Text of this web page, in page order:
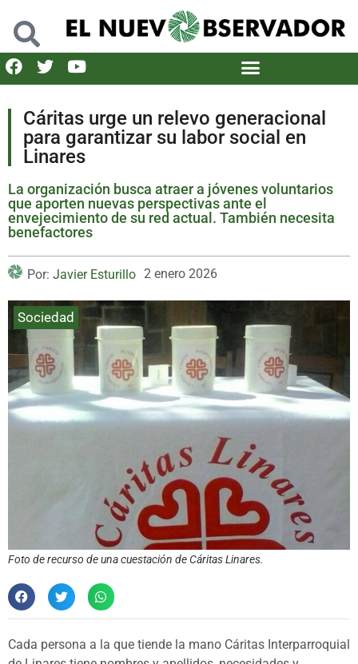
Cáritas urge un relevo generacional
para garantizar su labor social en
Linares
La organización busca atraer a jóvenes voluntarios
que aporten nuevas perspectivas ante el
envejecimiento de su red actual. También necesita
benefactores
Por: Javier Esturillo 2 enero 2026
Sociedad
Foto de recurso de una cuestación de Cáritas Linares.
Cada persona a la que tiende la mano Cáritas Interparroquial